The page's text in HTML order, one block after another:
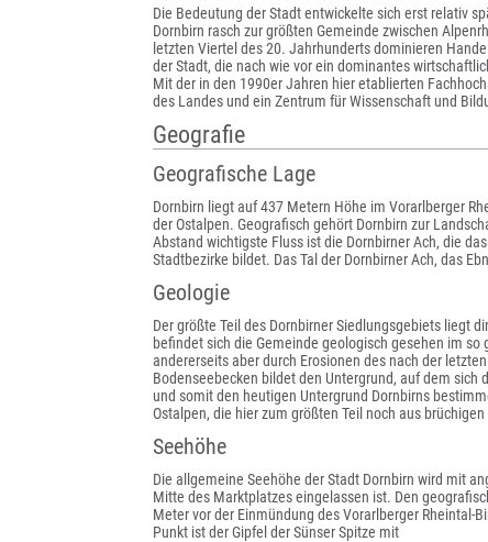
Die Bedeutung der Stadt entwickelte sich erst relativ
Dornbirn rasch zur größten Gemeinde zwischen
letzten Viertel des 20. Jahrhunderts dominieren
der Stadt, die nach wie vor ein dominantes
Mit der in den 1990er Jahren hier etablierten
des Landes und ein Zentrum für Wissenschaft und
Geografie
Geografische Lage
Dornbirn liegt auf 437 Metern Höhe im Vorarlberger
der Ostalpen. Geografisch gehört Dornbirn zur
Abstand wichtigste Fluss ist die Dornbirner Ach, die
Stadtbezirke bildet. Das Tal der Dornbirner Ach, das
Geologie
Der größte Teil des Dornbirner Siedlungsgebiets liegt
befindet sich die Gemeinde geologisch gesehen im
andererseits aber durch Erosionen des nach der
Bodenseebecken bildet den Untergrund, auf dem
und somit den heutigen Untergrund Dornbirns
Ostalpen, die hier zum größten Teil noch aus
Seehöhe
Die allgemeine Seehöhe der Stadt Dornbirn wird mit
Mitte des Marktplatzes eingelassen ist. Den
Meter vor der Einmündung des Vorarlberger Rheintal-
Punkt ist der Gipfel der Sünser Spitze mit